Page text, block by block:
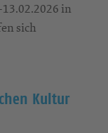
in
sich
Kultur